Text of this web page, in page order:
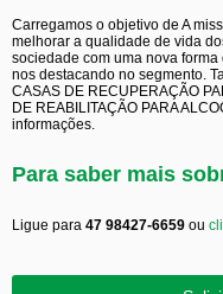
Carregamos o objetivo de A
melhorar a qualidade de vida
sociedade com uma nova
nos destacando no segmento.
CASAS DE RECUPERAÇÃO
DE REABILITAÇÃO PARA
informações.
Para saber mais
Ligue para 47 98427-6659 ou